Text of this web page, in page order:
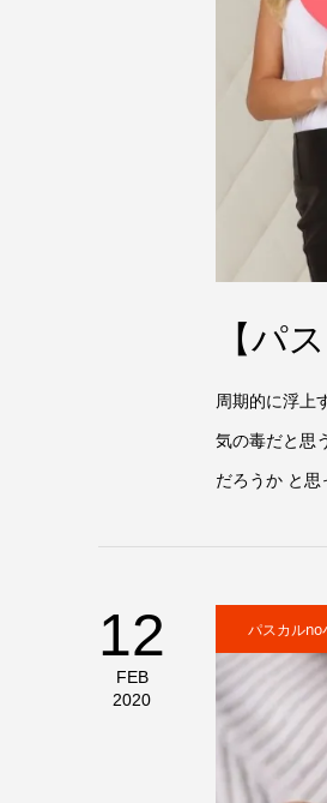
【パ
周期的に浮上
気の毒だと思
だろうか と
12
FEB
2020
パスカルno